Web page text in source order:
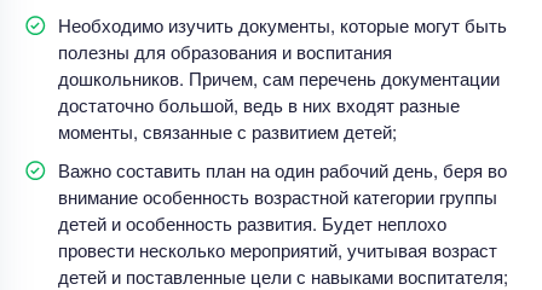
Необходимо изучить документы, которые могут быть
полезны для образования и воспитания
дошкольников. Причем, сам перечень документации
достаточно большой, ведь в них входят разные
моменты, связанные с развитием детей;
Важно составить план на один рабочий день, беря во
внимание особенность возрастной категории группы
детей и особенность развития. Будет неплохо
провести несколько мероприятий, учитывая возраст
детей и поставленные цели с навыками воспитателя;